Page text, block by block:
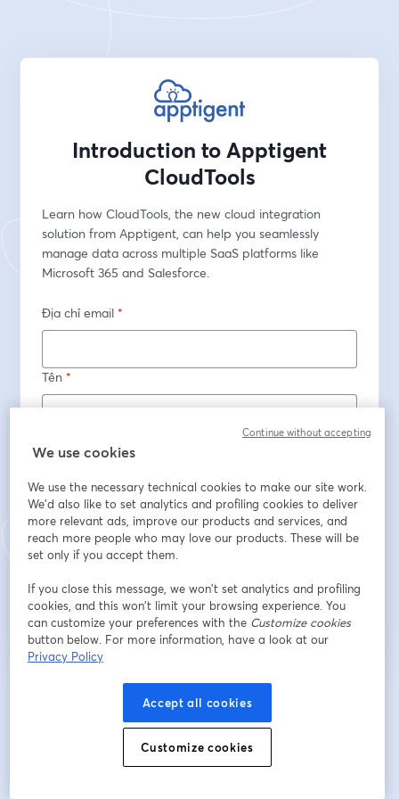
Introduction to Apptigent
CloudTools
Learn how CloudTools, the new cloud integration
solution from Apptigent, can help you seamlessly
manage data across multiple SaaS platforms like
Microsoft 365 and Salesforce.
Địa chỉ email *
Tên *
Company Name*
Đăng ký
Bạn đã đăng ký từ trước? Tham gia tại đây
Bằng việc đăng ký, bạn xác nhận và đồng ý vớiĐiều khoản dịch vụ
mở trong tab mớingười chủ trì.
We use cookies
We use the necessary technical cookies to make our site work.
We'd also like to set analytics and profiling cookies to deliver
more relevant ads, improve our products and services, and
reach more people who may love our products. These will be
set only if you accept them.
If you close this message, we won’t set analytics and profiling
cookies, and this won’t limit your browsing experience. You
can customize your preferences with the Customize cookies
button below. For more information, have a look at our
Privacy Policy
Accept all cookies
Customize cookies
Continue without accepting